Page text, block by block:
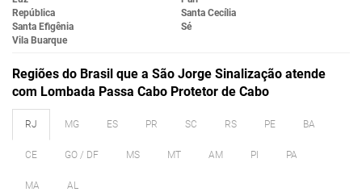
República
Santa Cecília
Santa Efigênia
Sé
Vila Buarque
Regiões do Brasil que a São Jorge Sinalização atende
com Lombada Passa Cabo Protetor de Cabo
RJ MG ES PR SC RS PE BA
CE GO / DF MS MT AM PI PA
MA AL